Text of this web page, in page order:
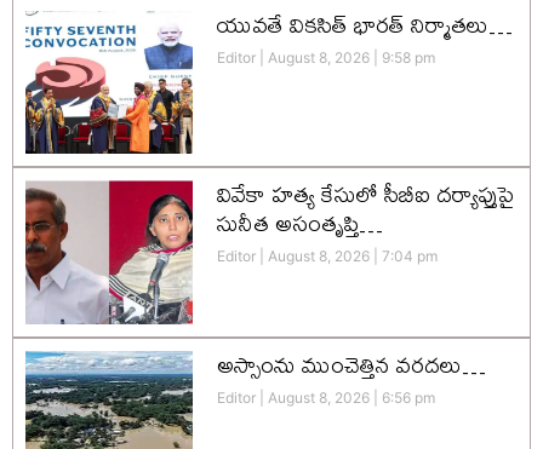
యువతే వికసిత్‌ భారత్‌ నిర్మాతలు…
Editor August 8, 2026 9:58 pm
వివేకా హత్య కేసులో సీబీఐ దర్యాప్తుపై
సునీత అసంతృప్తి…
Editor August 8, 2026 7:04 pm
అస్సాంను ముంచెత్తిన వరదలు…
Editor August 8, 2026 6:56 pm